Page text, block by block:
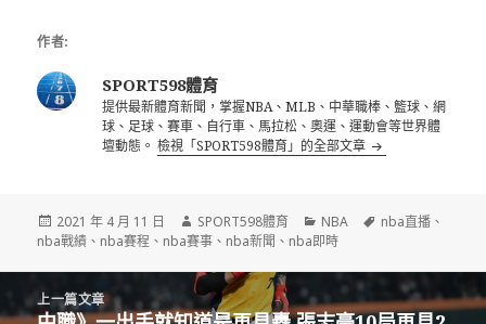
作者:
SPORT598體育
提供最新體育新聞，掌握NBA、MLB、中華職棒、籃球、網
球、足球、賽車、自行車、馬拉松、奧運、運動會等世界體
壇動態。檢視「SPORT598體育」的全部文章
發
佈
2021 年 4 月 11 日
作
者
SPORT598體育
分
類
NBA
標
nba直播 、
nba戰績 、 nba賽程 、 nba賽事 、 nba新聞 、 nba即時
章
上一篇文章